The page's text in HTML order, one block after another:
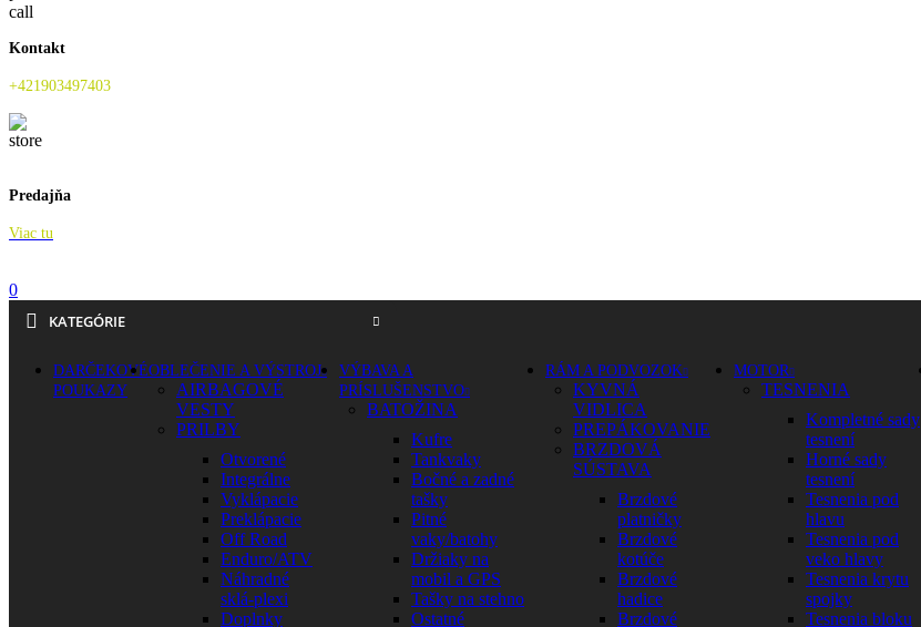
Kontakt
+421903497403
Predajňa
Viac tu
0
KATEGÓRIE
DARČEKOVÉ
POUKAZY
OBLEČENIE A VÝSTROJ
AIRBAGOVÉ
VESTY
PRILBY
Otvorené
Integrálne
Vyklápacie
Preklápacie
Off Road
Enduro/ATV
Náhradné
sklá-plexi
Doplnky
VÝBAVA A
PRÍSLUŠENSTVO
BATOŽINA
Kufre
Tankvaky
Bočné a zadné
tašky
Pitné
vaky/batohy
Držiaky na
mobil a GPS
Tašky na stehno
Ostatné
RÁM A PODVOZOK
KYVNÁ
VIDLICA
PREPÁKOVANIE
BRZDOVÁ
SÚSTAVA
Brzdové
platničky
Brzdové
kotúče
Brzdové
hadice
Brzdové
MOTOR
TESNENIA
Kompletné sady
tesnení
Horné sady
tesnení
Tesnenia pod
hlavu
Tesnenia pod
veko hlavy
Tesnenia krytu
spojky
Tesnenia bloku